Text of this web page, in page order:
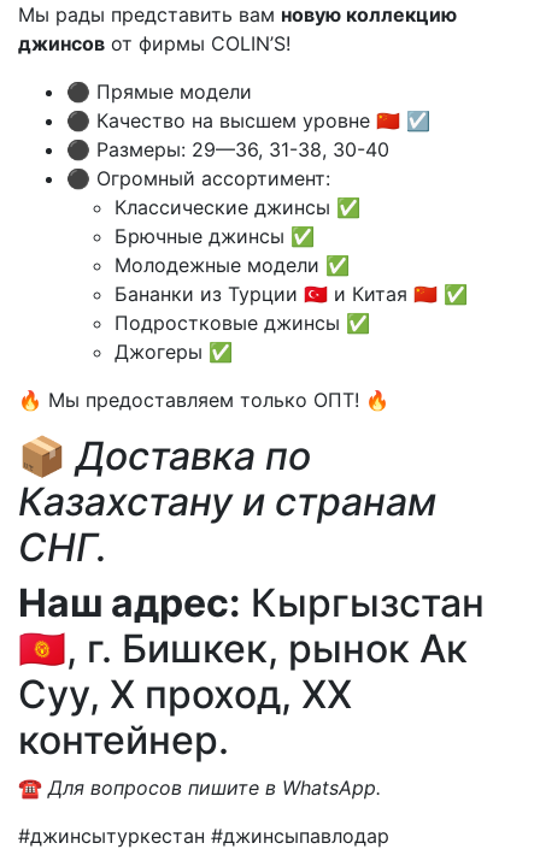
Мы рады представить вам новую коллекцию
джинсов от фирмы COLIN’S!
⚫️ Прямые модели
⚫️ Качество на высшем уровне 🇨🇳 ☑️
⚫️ Размеры: 29—36, 31-38, 30-40
⚫️ Огромный ассортимент:
Классические джинсы ✅
Брючные джинсы ✅
Молодежные модели ✅
Бананки из Турции 🇹🇷 и Китая 🇨🇳 ✅
Подростковые джинсы ✅
Джогеры ✅
🔥 Мы предоставляем только OПТ! 🔥
📦Доставка по
Казахстану и странам
СНГ.
Наш адрес: Кыргызстан
🇰🇬, г. Бишкек, рынок Ак
Суу, X проход, XX
контейнер.
☎️ Для вопросов пишите в WhatsApp.
#джинсытуркестан #джинсыпавлодар